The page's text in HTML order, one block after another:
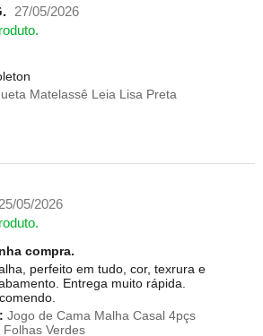
27/05/2026
Matelassê Leia Lisa Preta
25/05/2026
compra.
perfeito em tudo, cor, texrura e
Entrega muito rápida.
Jogo de Cama Malha Casal 4pçs
Folhas Verdes